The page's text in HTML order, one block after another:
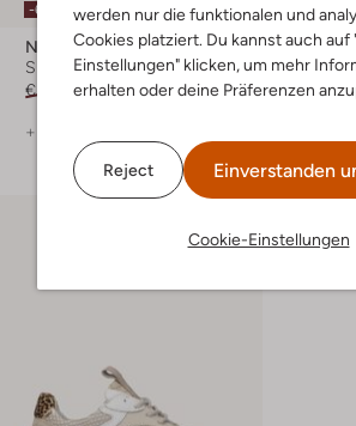
werden nur die funktionalen und
Cookies platziert. Du kannst auch auf
Einstellungen" klicken, um mehr
erhalten oder deine Präferenzen
Reject Einverstanden
Cookie-Einstellungen
-60%
Notre-V
Sneaker Low
€ 139,99 € 55,99
+ mehr farben
-60%
Notre-
€